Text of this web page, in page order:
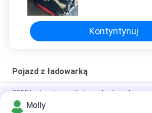
Kontyntynuj
Pojazd z ładowarką
2000 kg trwały mini ładowarka ścieżka
palmowego planation transport
Molly